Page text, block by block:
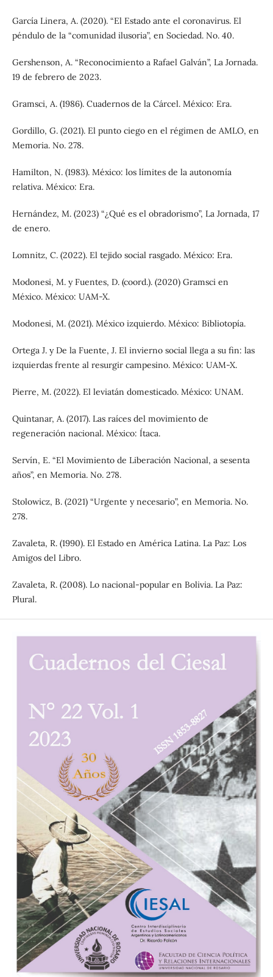
García Linera, A. (2020). “El Estado ante el coronavirus. El
péndulo de la “comunidad ilusoria”, en Sociedad. No. 40.
Gershenson, A. “Reconocimiento a Rafael Galván”, La Jornada.
19 de febrero de 2023.
Gramsci, A. (1986). Cuadernos de la Cárcel. México: Era.
Gordillo, G. (2021). El punto ciego en el régimen de AMLO, en
Memoria. No. 278.
Hamilton, N. (1983). México: los límites de la autonomía
relativa. México: Era.
Hernández, M. (2023) “¿Qué es el obradorismo”, La Jornada, 17
de enero.
Lomnitz, C. (2022). El tejido social rasgado. México: Era.
Modonesi, M. y Fuentes, D. (coord.). (2020) Gramsci en
México. México: UAM-X.
Modonesi, M. (2021). México izquierdo. México: Bibliotopía.
Ortega J. y De la Fuente, J. El invierno social llega a su fin: las
izquierdas frente al resurgir campesino. México: UAM-X.
Pierre, M. (2022). El leviatán domesticado. México: UNAM.
Quintanar, A. (2017). Las raíces del movimiento de
regeneración nacional. México: Ítaca.
Servín, E. “El Movimiento de Liberación Nacional, a sesenta
años”, en Memoria. No. 278.
Stolowicz, B. (2021) “Urgente y necesario”, en Memoria. No.
278.
Zavaleta, R. (1990). El Estado en América Latina. La Paz: Los
Amigos del Libro.
Zavaleta, R. (2008). Lo nacional-popular en Bolivia. La Paz:
Plural.